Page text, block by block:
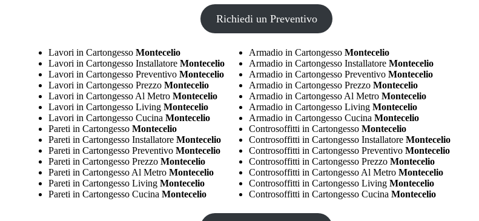
Richiedi un Preventivo
Lavori in Cartongesso Montecelio
Lavori in Cartongesso Installatore Montecelio
Lavori in Cartongesso Preventivo Montecelio
Lavori in Cartongesso Prezzo Montecelio
Lavori in Cartongesso Al Metro Montecelio
Lavori in Cartongesso Living Montecelio
Lavori in Cartongesso Cucina Montecelio
Pareti in Cartongesso Montecelio
Pareti in Cartongesso Installatore Montecelio
Pareti in Cartongesso Preventivo Montecelio
Pareti in Cartongesso Prezzo Montecelio
Pareti in Cartongesso Al Metro Montecelio
Pareti in Cartongesso Living Montecelio
Pareti in Cartongesso Cucina Montecelio
Armadio in Cartongesso Montecelio
Armadio in Cartongesso Installatore Montecelio
Armadio in Cartongesso Preventivo Montecelio
Armadio in Cartongesso Prezzo Montecelio
Armadio in Cartongesso Al Metro Montecelio
Armadio in Cartongesso Living Montecelio
Armadio in Cartongesso Cucina Montecelio
Controsoffitti in Cartongesso Montecelio
Controsoffitti in Cartongesso Installatore Montecelio
Controsoffitti in Cartongesso Preventivo Montecelio
Controsoffitti in Cartongesso Prezzo Montecelio
Controsoffitti in Cartongesso Al Metro Montecelio
Controsoffitti in Cartongesso Living Montecelio
Controsoffitti in Cartongesso Cucina Montecelio